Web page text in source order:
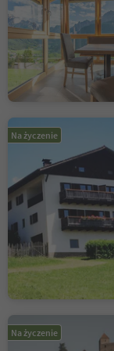
Na życzenie
Na życzenie